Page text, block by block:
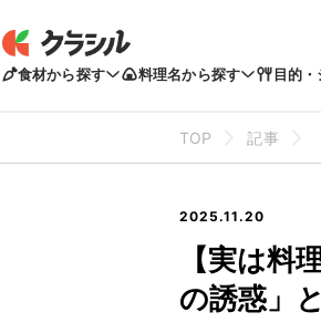
食材から探す 料理名から探す 目的
TOP 記事
2025.11.20
【実は料
の誘惑」